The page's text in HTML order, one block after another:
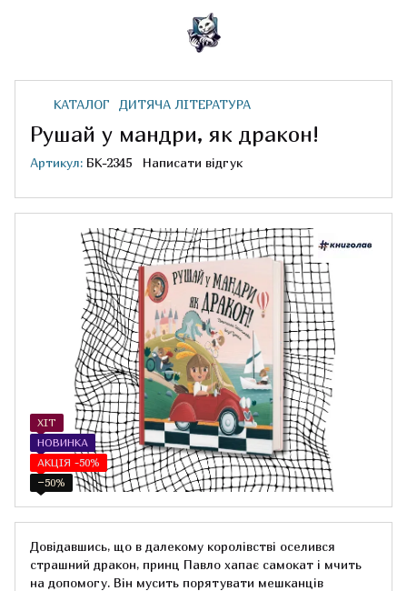
КАТАЛОГ ДИТЯЧА ЛІТЕРАТУРА
Рушай у мандри, як дракон!
Артикул: БК-2345 Написати відгук
ХІТ
НОВИНКА
АКЦІЯ -50%
−50%
Довідавшись, що в далекому королівстві оселився
страшний дракон, принц Павло хапає самокат і мчить
на допомогу. Він мусить порятувати мешканців